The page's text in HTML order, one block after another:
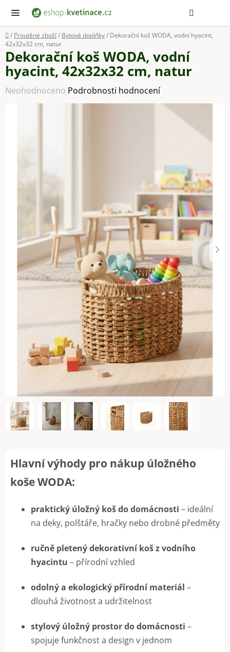
obsah
Domů
/ Proutěné zboží/ Bytové doplňky/ Dekorační koš WODA, vodní hyacint,
42x32x32 cm, natur
Hlavní výhody pro nákup úložného
koše WODA:
praktický úložný koš do domácnosti – ideální
na deky, polštáře, hračky nebo drobné předměty
ručně pletený dekorativní koš z vodního
hyacintu – přírodní vzhled
odolný a ekologický přírodní materiál –
dlouhá životnost a udržitelnost
stylový úložný prostor do domácnosti –
spojuje funkčnost a design v jednom
Dekorační koš WODA, vodní
hyacint, 42x32x32 cm, natur
Průměrné
hodnocení
hvězdiček.
Neohodnoceno Podrobnosti hodnocení